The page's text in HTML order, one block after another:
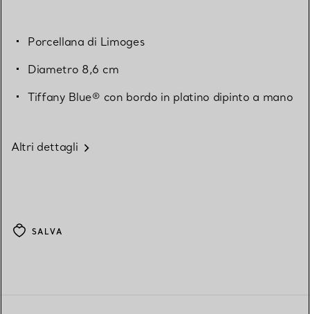
Porcellana di Limoges
Diametro 8,6 cm
Tiffany Blue® con bordo in platino dipinto a mano
Altri dettagli
SALVA